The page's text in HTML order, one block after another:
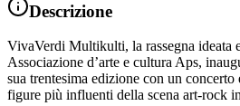
Descrizione
VivaVerdi Multikulti, la rassegna ideata
Associazione d’arte e cultura Aps,
sua trentesima edizione con un
figure più influenti della scena art-rock